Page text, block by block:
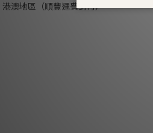
港澳地區（順豐運費到付）